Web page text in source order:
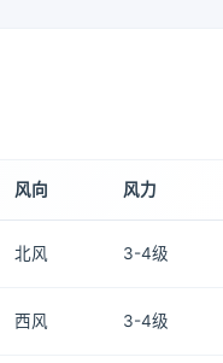
风向 风力
北风 3-4级
西风 3-4级